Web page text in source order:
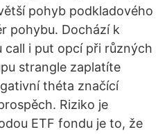
pohyb podkladového
pohybu. Dochází k
call i put opcí při různých
strangle zaplatíte
théta značící
Riziko je
ETF fondu je to, že